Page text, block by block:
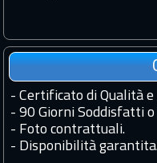
- Certificato di Qualità
- 90 Giorni Soddisfatti
- Foto contrattuali.
- Disponibilità